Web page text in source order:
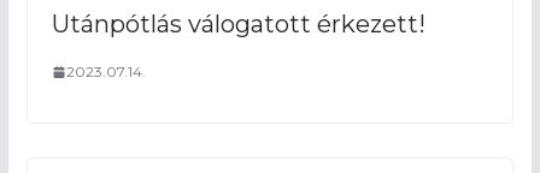
Utánpótlás válogatott érkezett!
2023.07.14.